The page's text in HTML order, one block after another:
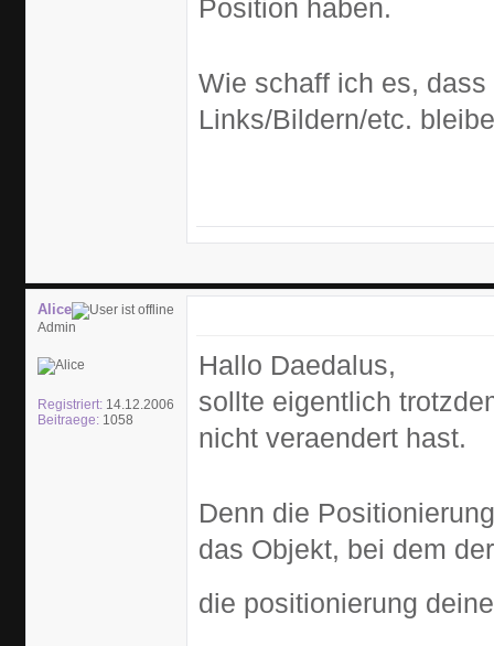
Position haben.
Wie schaff ich es,
Links/Bildern/etc.
Alice
Admin
Registriert: 14.12.2006
Beitraege: 1058
Hallo Daedalus,
sollte eigentlich
nicht veraendert hast.
Denn die
das Objekt, bei dem
die positionierung